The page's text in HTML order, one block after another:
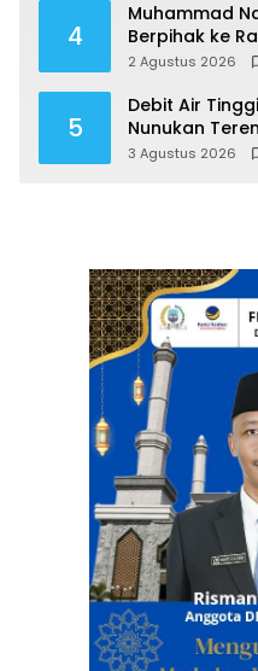
4
Muhammad
Berpihak ke
hingga Perluas
2 Agustus 2026
5
Debit Air
Nunukan
3 Agustus 2026